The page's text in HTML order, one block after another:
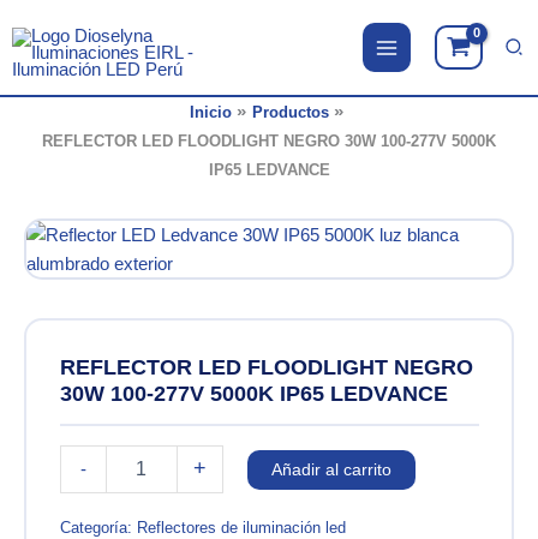
contenido
Inicio
Productos
REFLECTOR LED FLOODLIGHT NEGRO 30W 100-277V 5000K
IP65 LEDVANCE
REFLECTOR LED FLOODLIGHT NEGRO
30W 100-277V 5000K IP65 LEDVANCE
-
NEGRO
+ Añadir al carrito
Categoría: Reflectores de iluminación led